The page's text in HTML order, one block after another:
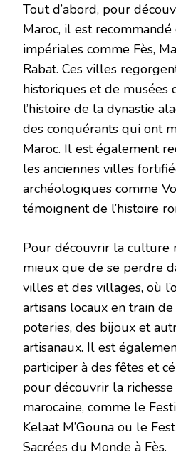
Tout d’abord, pour
Maroc, il est
impériales comme Fès,
Rabat. Ces villes
historiques et de musées
l’histoire de la dynastie
des conquérants qui ont
Maroc. Il est également
les anciennes villes
archéologiques comme
témoignent de l’histoire
Pour découvrir la culture
mieux que de se perdre
villes et des villages, où
artisans locaux en train
poteries, des bijoux et
artisanaux. Il est
participer à des fêtes et
pour découvrir la
marocaine, comme le
Kelaat M’Gouna ou le
Sacrées du Monde à Fès.